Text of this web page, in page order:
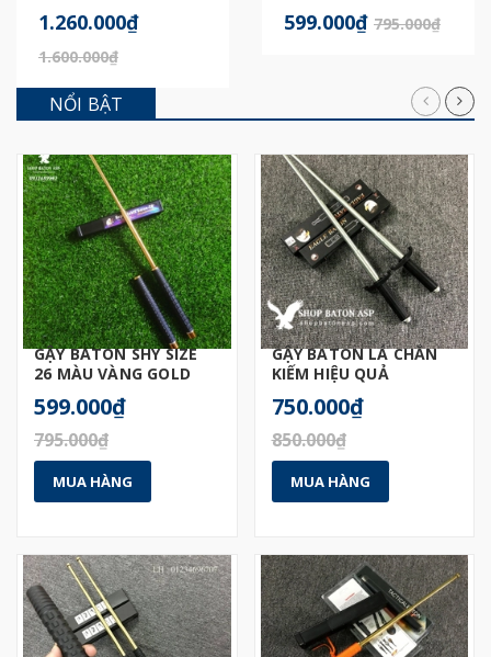
1.260.000₫
1.600.000₫
599.000₫ 795.000₫
NỔI BẬT
GẬY BATON SHY SIZE
26 MÀU VÀNG GOLD
599.000₫
795.000₫
MUA HÀNG
GẬY BATON LÁ CHẮN
KIẾM HIỆU QUẢ
750.000₫
850.000₫
MUA HÀNG